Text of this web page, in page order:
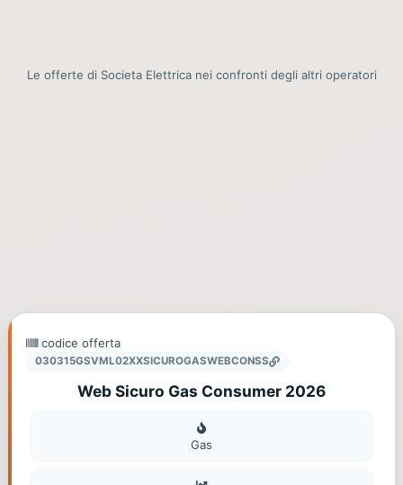
Le offerte di Societa Elettrica nei confronti degli altri operatori
codice offerta
030315GSVML02XXSICUROGASWEBCONSS
Web Sicuro Gas Consumer 2026
Gas
Gas